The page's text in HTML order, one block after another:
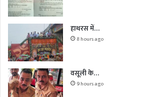
हाथरस में…
8 hours ago
वसूली के…
9 hours ago